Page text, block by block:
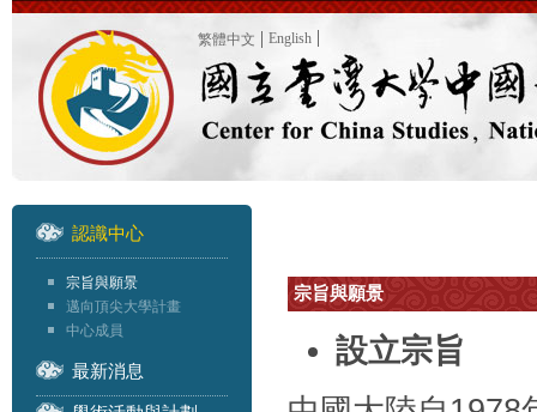
繁體中文 English
認識中心
宗旨與願景
邁向頂尖大學計畫
中心成員
最新消息
宗旨與願景
設立宗旨